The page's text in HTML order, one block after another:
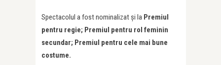
Spectacolul a fost nominalizat și la Premiul
pentru regie; Premiul pentru rol feminin
secundar; Premiul pentru cele mai bune
costume.